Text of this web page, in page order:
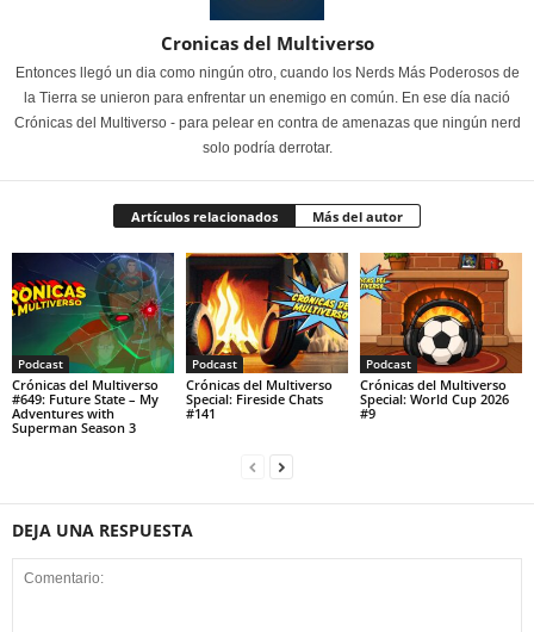
Cronicas del Multiverso
Entonces llegó un dia como ningún otro, cuando los Nerds Más Poderosos de
la Tierra se unieron para enfrentar un enemigo en común. En ese día nació
Crónicas del Multiverso - para pelear en contra de amenazas que ningún nerd
solo podría derrotar.
Artículos relacionados Más del autor
Podcast
Crónicas del Multiverso
#649: Future State – My
Adventures with
Superman Season 3
Podcast
Crónicas del Multiverso
Special: Fireside Chats
#141
Podcast
Crónicas del Multiverso
Special: World Cup 2026
#9
DEJA UNA RESPUESTA